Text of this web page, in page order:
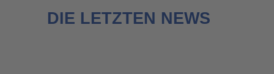
DIE LETZTEN NEWS